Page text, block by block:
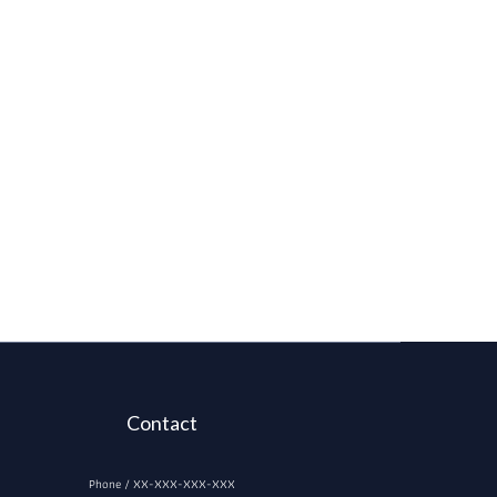
Contact
Phone / XX-XXX-XXX-XXX